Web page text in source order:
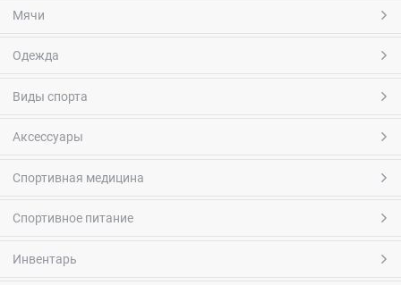
Мячи
Одежда
Виды спорта
Аксессуары
Спортивная медицина
Спортивное питание
Инвентарь